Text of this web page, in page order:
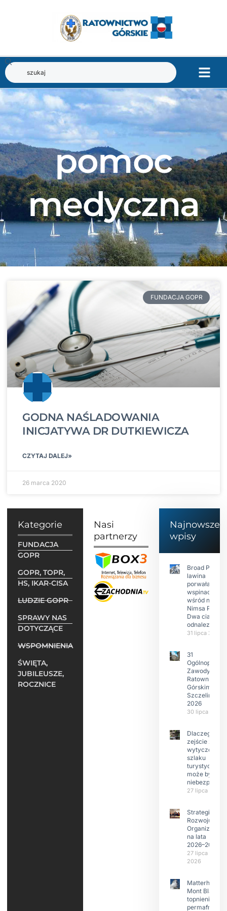
pomoc
medyczna
FUNDACJA GOPR
GODNA NAŚLADOWANIA
INICJATYWA DR DUTKIEWICZA
CZYTAJ DALEJ»
26 marca 2020
Kategorie
FUNDACJA
GOPR
GOPR, TOPR,
HS, IKAR-CISA
LUDZIE GOPR
SPRAWY NAS
DOTYCZĄCE
WSPOMNIENIA
ŚWIĘTA,
JUBILEUSZE,
ROCZNICE
Nasi
partnerzy
Najnowsze
wpisy
Broad Peak:
lawina
porwała 10
wspinaczy,
wśród nich
Nimsa Purję.
Dwa ciała
odnalezione.
31 lipca 2026
31
Ogólnopolskie
Zawody w
Ratownictwie
Górskim –
Szczeliniec
2026
30 lipca 2026
Dlaczego
zejście z
wytyczonego
szlaku
może być
27 lipca 2026
Strategia
Rozwoju
Organizacji
na lata
2026–2029
27 lipca
2026
Matterhorn i
Mont Blanc:
topnienie
permafrost,